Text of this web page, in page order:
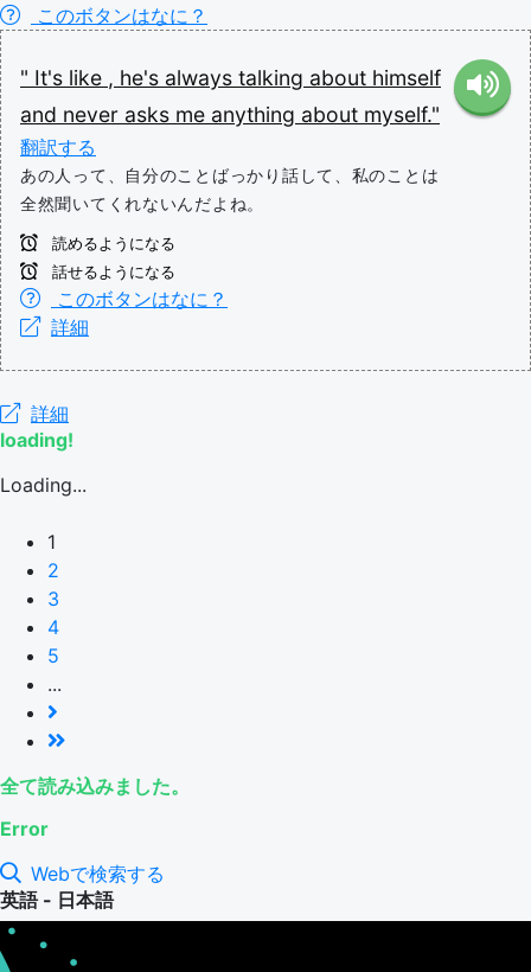
このボタンはなに？
" It's like , he's always talking about himself
and never asks me anything about myself."
翻訳する
あの人って、自分のことばっかり話して、私のことは
全然聞いてくれないんだよね。
読めるようになる
話せるようになる
このボタンはなに？
詳細
詳細
loading!
Loading...
1
2
3
4
5
...
全て読み込みました。
Error
Webで検索する
英語 - 日本語